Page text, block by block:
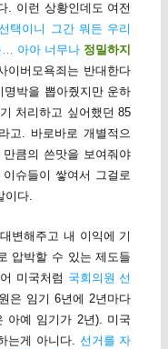
. 이런 상황인데도 여전
택이니 그간 뭐든 우리
… 아아 너무나 정밀하지
이버모욕죄는 반대한다
박을 뽑아줬지만 운하
처리하고 싶어했던 85
고. 바로바로 개별적으
큼의 쓴맛을 보여줘야
슈들이 쌓여서 그걸로
이다.
변해주고 내 이익에 기
압박할 수 있는 제도들
미국처럼 국회의원 선
은 임기 6년에 2년마다
아예 임기가 2년). 미국
는게 아니다. 선거를 자